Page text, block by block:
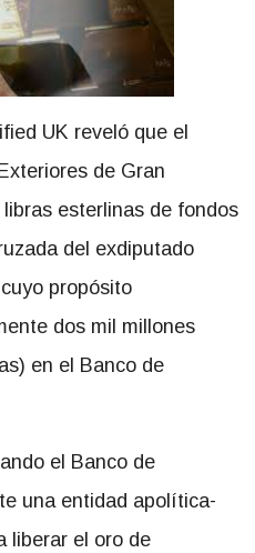
UK reveló que el
de Gran
esterlinas de fondos
del exdiputado
propósito
dos mil millones
en el Banco de
el Banco de
una entidad apolítica-
liberar el oro de